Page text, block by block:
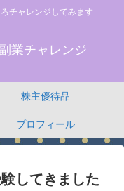
チャレンジしてみます
業チャレンジ
株主優待品
プロフィール
してきました